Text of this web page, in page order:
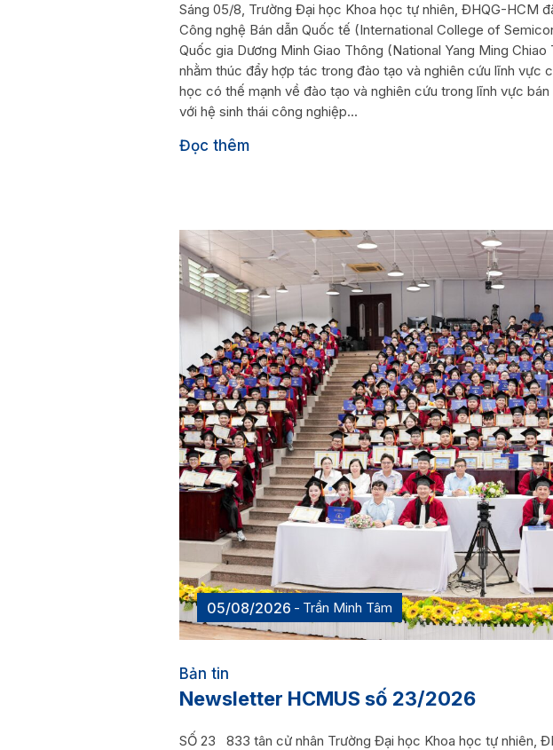
Sáng 05/8, Trường Đại học Khoa học tự nhiên, ĐHQG-HCM
Công nghệ Bán dẫn Quốc tế (International College of
Quốc gia Dương Minh Giao Thông (National Yang Ming
nhằm thúc đẩy hợp tác trong đào tạo và nghiên cứu lĩnh vực
học có thế mạnh về đào tạo và nghiên cứu trong lĩnh vực
với hệ sinh thái công nghiệp...
Đọc thêm
05/08/2026 Trần Minh Tâm
Bản tin
Newsletter HCMUS số 23/2026
SỐ 23 833 tân cử nhân Trường Đại học Khoa học tự nhiên,